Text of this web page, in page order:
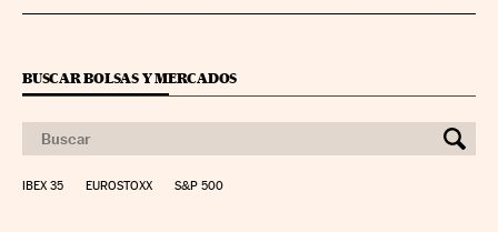
BUSCAR BOLSAS Y MERCADOS
IBEX 35 EUROSTOXX S&P 500